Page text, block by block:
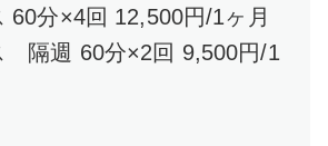
60分×4回 12,500円/1ヶ月
隔週 60分×2回 9,500円/1